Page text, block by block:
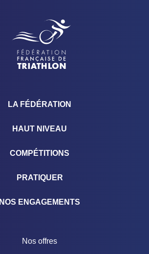
LA FÉDÉRATION
HAUT NIVEAU
COMPÉTITIONS
PRATIQUER
NOS ENGAGEMENTS
Nos offres